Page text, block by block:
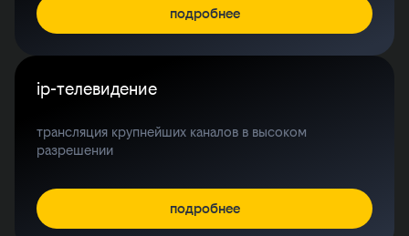
подробнее
ip-телевидение
трансляция крупнейших каналов в высоком
разрешении
подробнее